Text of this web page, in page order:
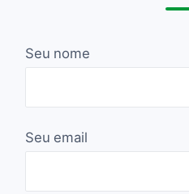
Seu nome
Seu email